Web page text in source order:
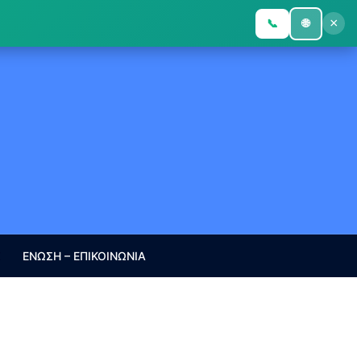
📞 🌐 ×
ΕΝΩΣΗ – ΕΠΙΚΟΙΝΩΝΙΑ